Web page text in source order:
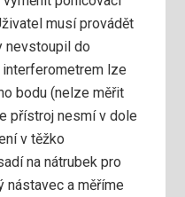
musí provádět
nevstoupil do
interferometrem lze
bodu (nelze měřit
přístroj nesmí v dole
v těžko
na nátrubek pro
a měříme